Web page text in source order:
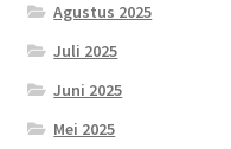
Agustus 2025
Juli 2025
Juni 2025
Mei 2025